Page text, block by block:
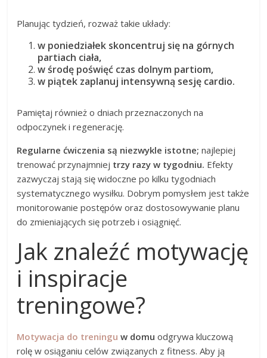
Planując tydzień, rozważ takie układy:
w poniedziałek skoncentruj się na górnych
partiach ciała,
w środę poświęć czas dolnym partiom,
w piątek zaplanuj intensywną sesję cardio.
Pamiętaj również o dniach przeznaczonych na
odpoczynek i regenerację.
Regularne ćwiczenia są niezwykle istotne; najlepiej
trenować przynajmniej trzy razy w tygodniu. Efekty
zazwyczaj stają się widoczne po kilku tygodniach
systematycznego wysiłku. Dobrym pomysłem jest także
monitorowanie postępów oraz dostosowywanie planu
do zmieniających się potrzeb i osiągnięć.
Jak znaleźć motywację
i inspiracje
treningowe?
Motywacja do treningu w domu odgrywa kluczową
rolę w osiąganiu celów związanych z fitness. Aby ją